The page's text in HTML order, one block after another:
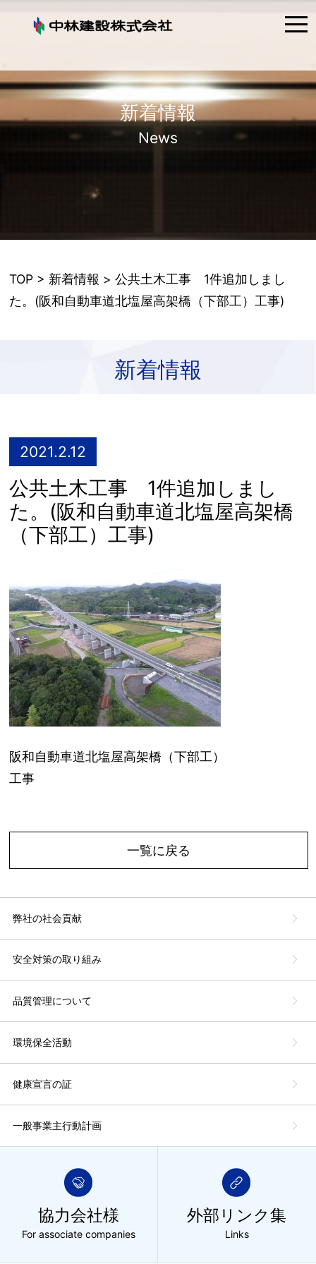
新着情報
News
TOP > 新着情報 > 公共土木工事 1件追加しまし
た。(阪和自動車道北塩屋高架橋（下部工）工事)
新着情報
2021.2.12
公共土木工事 1件追加しまし
た。(阪和自動車道北塩屋高架橋
（下部工）工事)
阪和自動車道北塩屋高架橋（下部工）
工事
一覧に戻る
弊社の社会貢献
安全対策の取り組み
品質管理について
環境保全活動
健康宣言の証
一般事業主行動計画
協力会社様
For associate companies
外部リンク集
Links